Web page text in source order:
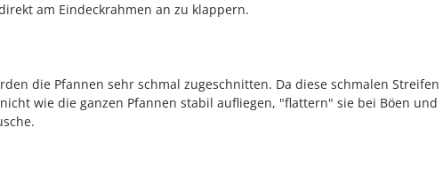
am Eindeckrahmen an zu klappern.
die Pfannen sehr schmal zugeschnitten. Da diese schmalen Streifen
wie die ganzen Pfannen stabil aufliegen, "flattern" sie bei Böen und